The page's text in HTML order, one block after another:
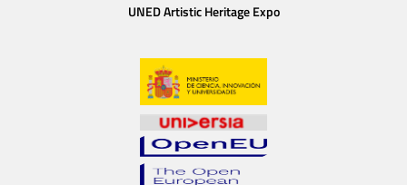
UNED Artistic Heritage Expo